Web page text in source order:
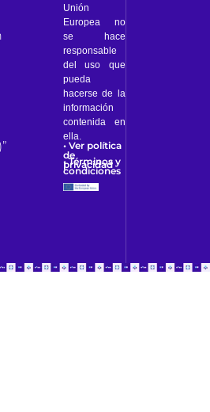
Unión
Europea no
se hace
responsable
del uso que
pueda
hacerse de la
información
contenida en
ella.
• Ver política
de
privacidad
• Términos y
condiciones